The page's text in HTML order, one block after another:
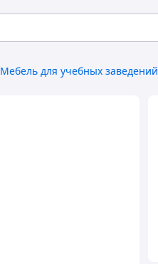
Мебель для учебных заведений